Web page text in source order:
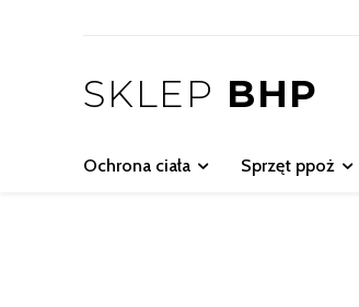
SKLEP BHP
Ochrona ciała Sprzęt ppoż